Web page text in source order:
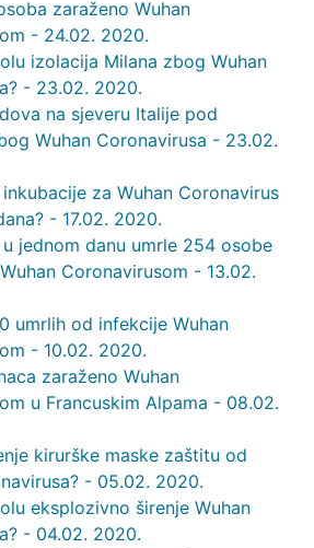
zaraženo Wuhan
- 24.02. 2020.
izolacija Milana zbog Wuhan
- 23.02. 2020.
na sjeveru Italije pod
Wuhan Coronavirusa - 23.02.
za Wuhan Coronavirus
- 17.02. 2020.
jednom danu umrle 254 osobe
Coronavirusom - 13.02.
umrlih od infekcije Wuhan
- 10.02. 2020.
zaraženo Wuhan
u Francuskim Alpama - 08.02.
kirurške maske zaštitu od
- 05.02. 2020.
eksplozivno širenje Wuhan
- 04.02. 2020.